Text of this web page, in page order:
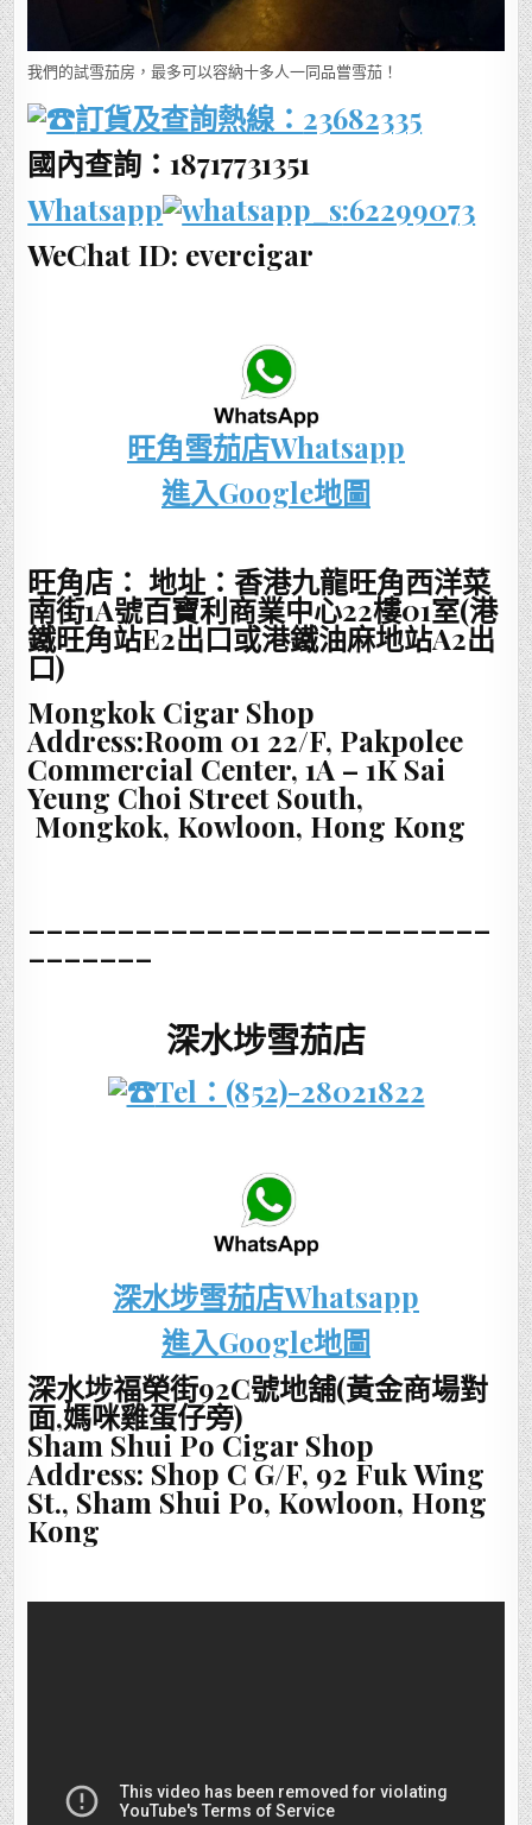
我們的試雪茄房，最多可以容納十多人一同品嘗雪茄！
訂貨及查詢熱線： 23682335
國內查詢：18717731351
Whatsapp
:62299073
WeChat ID: evercigar
旺角雪茄店Whatsapp
進入Google地圖
旺角店： 地址：香港九龍旺角西洋菜
南街1A號百寶利商業中心22樓01室(港
鐵旺角站E2出口或港鐵油麻地站A2出
口)
Mongkok Cigar Shop
Address:Room 01 22/F, Pakpolee
Commercial Center, 1A – 1K Sai
Yeung Choi Street South,
Mongkok, Kowloon, Hong Kong
_______
深水埗雪茄店
Tel：(852)-28021822
深水埗雪茄店Whatsapp
進入Google地圖
深水埗福榮街92C號地舖(黃金商場對
面,媽咪雞蛋仔旁)
Sham Shui Po Cigar Shop
Address: Shop C G/F, 92 Fuk Wing
St., Sham Shui Po, Kowloon, Hong
Kong